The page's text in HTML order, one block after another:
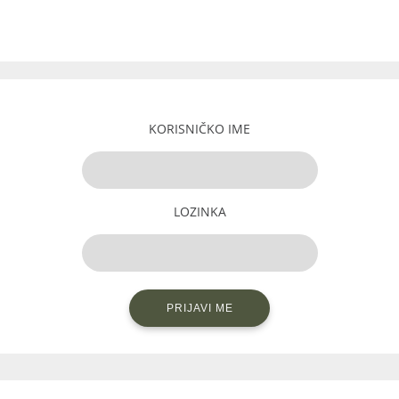
KORISNIČKO IME
LOZINKA